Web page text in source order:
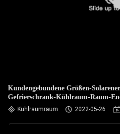
Kundengebundene Größen-
Gefrierschrank-Kühlraum-Raum-
Kühlraumraum 2022-05-26